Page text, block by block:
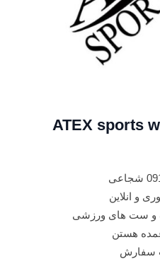
و انلاین
لگ و ست های ورزشی
هستن
سفارش